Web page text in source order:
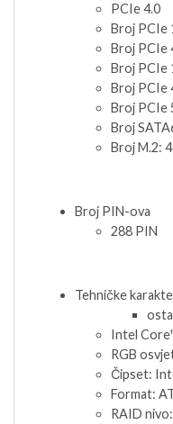
PCIe 4.0
Broj PCIe
Broj PCIe
Broj PCIe
Broj PCIe
Broj PCIe
Broj
Broj M.2:
Broj PIN-ova
288 PIN
Tehničke
Intel
RGB
Čipset:
Format:
RAID